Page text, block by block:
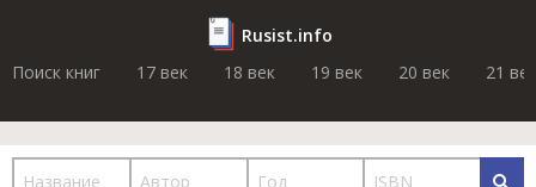
Rusist.info
Поиск книг
17 век 18 век 19 век 20 век 21 век